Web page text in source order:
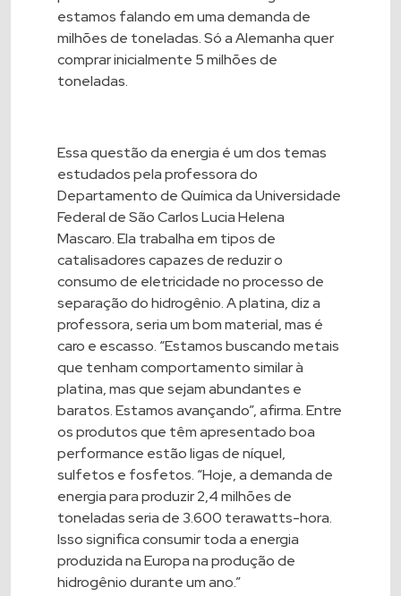
estamos falando em uma demanda de
milhões de toneladas. Só a Alemanha quer
comprar inicialmente 5 milhões de
toneladas.
Essa questão da energia é um dos temas
estudados pela professora do
Departamento de Química daUniversidade
Federal de São CarlosLucia Helena
Mascaro. Ela trabalha em tipos de
catalisadores capazes de reduzir o
consumo de eletricidade no processo de
separação do hidrogênio. A platina, diz a
professora, seria um bom material, mas é
caro e escasso. “Estamos buscando metais
que tenham comportamento similar à
platina, mas que sejam abundantes e
baratos. Estamos avançando”, afirma. Entre
os produtos que têm apresentado boa
performance estão ligas deníquel,
sulfetos e fosfetos. “Hoje, a demanda de
energia para produzir 2,4 milhões de
toneladas seria de 3.600 terawatts-hora.
Isso significa consumir toda a energia
produzida na Europa na produção de
hidrogênio durante um ano.”